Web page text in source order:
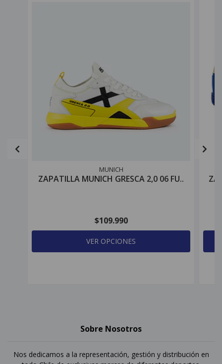
MUNICH
ZAPATILLA MUNICH GRESCA 2,0 06 FU..
$109.990
VER OPCIONES
Sobre Nosotros
Nos dedicamos a la representación, gestión y distribución en